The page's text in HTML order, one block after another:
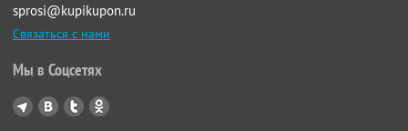
sprosi@kupikupon.ru
Связаться с нами
Мы в Соцсетях